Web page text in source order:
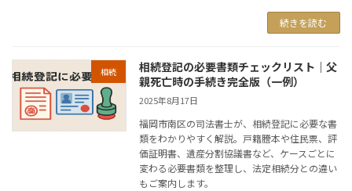
続きを読む
相続
相続登記の必要書類チェックリスト｜父
親死亡時の手続き完全版（一例）
2025年8月17日
福岡市南区の司法書士が、相続登記に必要な書
類をわかりやすく解説。戸籍謄本や住民票、評
価証明書、遺産分割協議書など、ケースごとに
変わる必要書類を整理し、法定相続分との違い
もご案内します。